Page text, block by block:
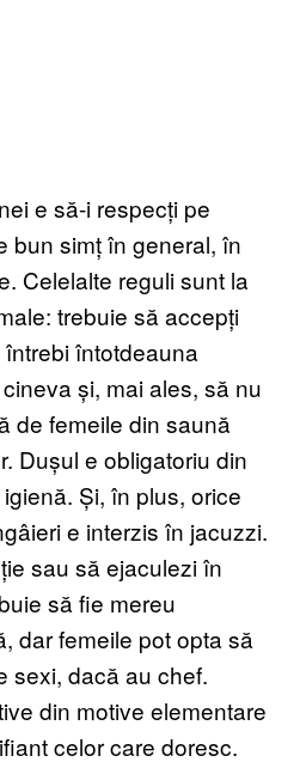
e să-i respecți pe
bun simț în general, în
Celelalte reguli sunt la
trebuie să accepți
întotdeauna
și, mai ales, să nu
de femeile din saună
Dușul e obligatoriu din
Și, în plus, orice
e interzis în jacuzzi.
sau să ejaculezi în
să fie mereu
dar femeile pot opta să
sexi, dacă au chef.
din motive elementare
celor care doresc.